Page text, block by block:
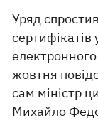
Уряд
сертифікатів
жовтня
сам міністр
Михайло